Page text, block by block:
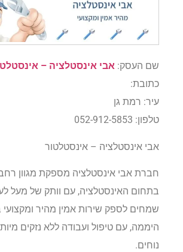
שם העסק: אבי אינסטלציה –
כתובת:
עיר: רמת גן
טלפון: 052-912-5853
אבי אינסטלציה – אינסטלטור
חברת אבי אינסטלציה מספקת מגוון
בתחום האינסטלציה, עם וותק של מעל
שמחים לספק שירות אמין מהיר
היממה, עם טיפול ועבודה ללא נזקים
נוחים.